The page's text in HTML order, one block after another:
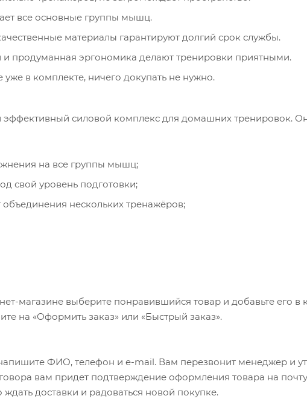
все основные группы мышц.
материалы гарантируют долгий срок службы.
продуманная эргономика делают тренировки приятными.
в комплекте, ничего докупать не нужно.
эффективный силовой комплекс для домашних тренировок.
на все группы мышц;
свой уровень подготовки;
объединения нескольких тренажёров;
благодаря продуманной конструкции.
магазине выберите понравившийся товар и добавьте его в
на «Оформить заказ» или «Быстрый заказ».
ФИО, телефон и e-mail. Вам перезвонит менеджер и
вам придет подтверждение оформления товара на
доставки и радоваться новой покупке.